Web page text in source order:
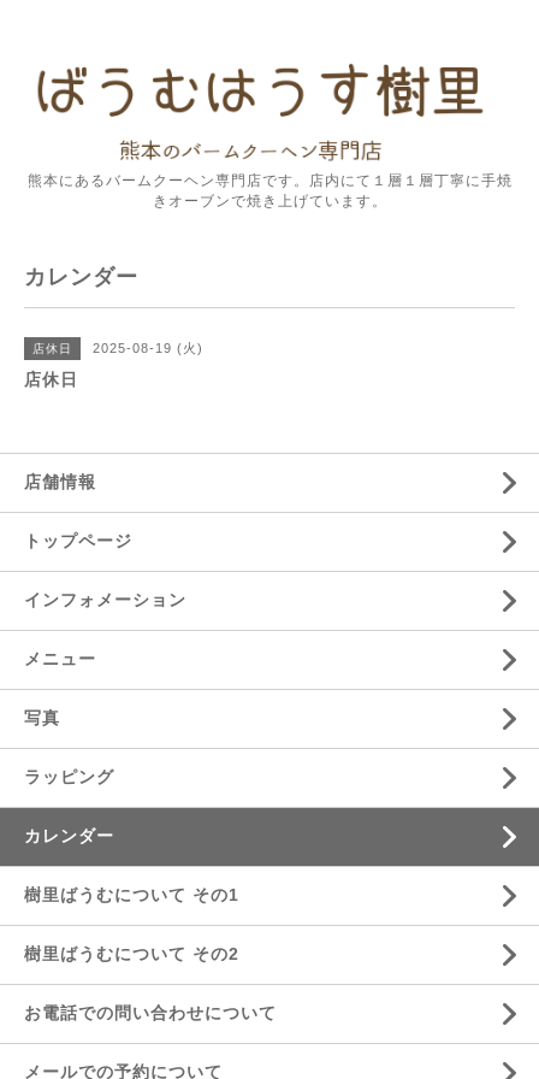
熊本にあるバームクーヘン専門店です。店内にて１層１層丁寧に手焼
きオーブンで焼き上げています。
カレンダー
店休日 2025-08-19 (火)
店休日
店舗情報
トップページ
インフォメーション
メニュー
写真
ラッピング
カレンダー
樹里ばうむについて その1
樹里ばうむについて その2
お電話での問い合わせについて
メールでの予約について